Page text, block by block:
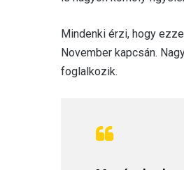
Mindenki érzi, hogy
November kapcsán.
foglalkozik.